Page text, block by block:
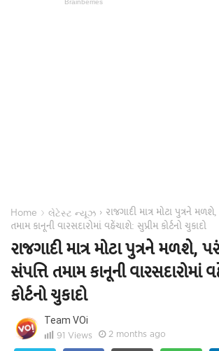
Home › લેટેસ્ટ ન્યૂઝ › રાજગાદી માત્ર મોટા પુત્રને
તમામ કાનૂની વારસદારોમાં વહેંચાશે: સુપ્રીમ કોર્ટનો ચુકાદો
રાજગાદી માત્ર મોટા પુત્રને મળશે,
સંપત્તિ તમામ કાનૂની વારસદારોમાં
કોર્ટનો ચુકાદો
Team VOi
91 Views 2 months ago